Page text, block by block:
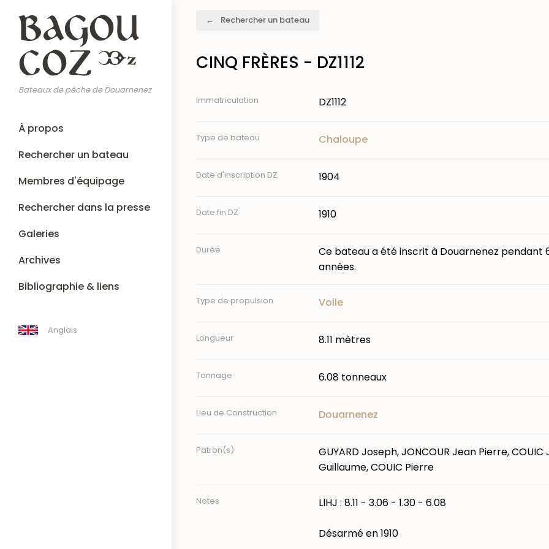
contenu
principal
Bateaux de pêche de Douarnenez
Main
navigation
À propos
Rechercher un bateau
Membres d'équipage
Rechercher dans la presse
Galeries
Archives
Bibliographie & liens
Anglais
Rechercher un bateau
CINQ FRÈRES - DZ1112
Immatriculation DZ1112
Type de bateau Chaloupe
Date d'inscription DZ 1904
Date fin DZ 1910
Durée
Ce bateau a été inscrit à Douarnenez pendant
années.
Type de propulsion Voile
Longueur 8.11 mètres
Tonnage 6.08 tonneaux
Lieu de Construction Douarnenez
Patron(s)
GUYARD Joseph, JONCOUR Jean Pierre, COUIC
Guillaume, COUIC Pierre
Notes LlHJ : 8.11 - 3.06 - 1.30 - 6.08
Désarmé en 1910